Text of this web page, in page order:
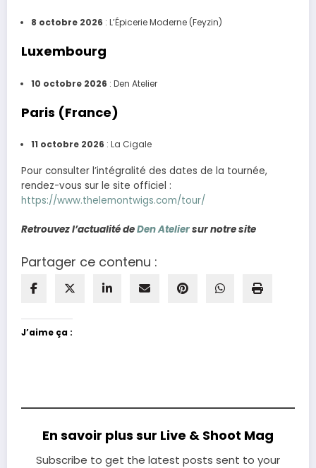
8 octobre 2026 : L’Épicerie Moderne (Feyzin)
Luxembourg
10 octobre 2026 : Den Atelier
Paris (France)
11 octobre 2026 : La Cigale
Pour consulter l’intégralité des dates de la tournée,
rendez-vous sur le site officiel :
https://www.thelemontwigs.com/tour/
Retrouvez l’actualité deDen Ateliersur notre site
Partager ce contenu :
J’aime ça :
En savoir plus sur Live & Shoot Mag
Subscribe to get the latest posts sent to your